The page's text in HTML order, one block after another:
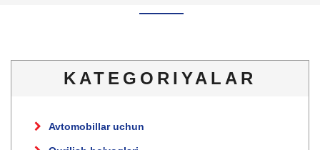
KATEGORIYALAR
Avtomobillar uchun